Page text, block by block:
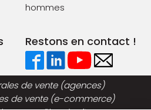
hommes
Restons en contact !
de vente (agences)
de vente (e-commerce)